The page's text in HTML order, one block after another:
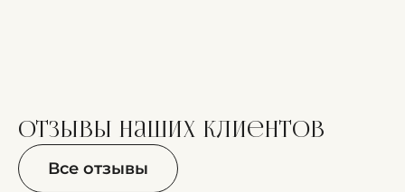
отзывы наших клиентов
Все отзывы